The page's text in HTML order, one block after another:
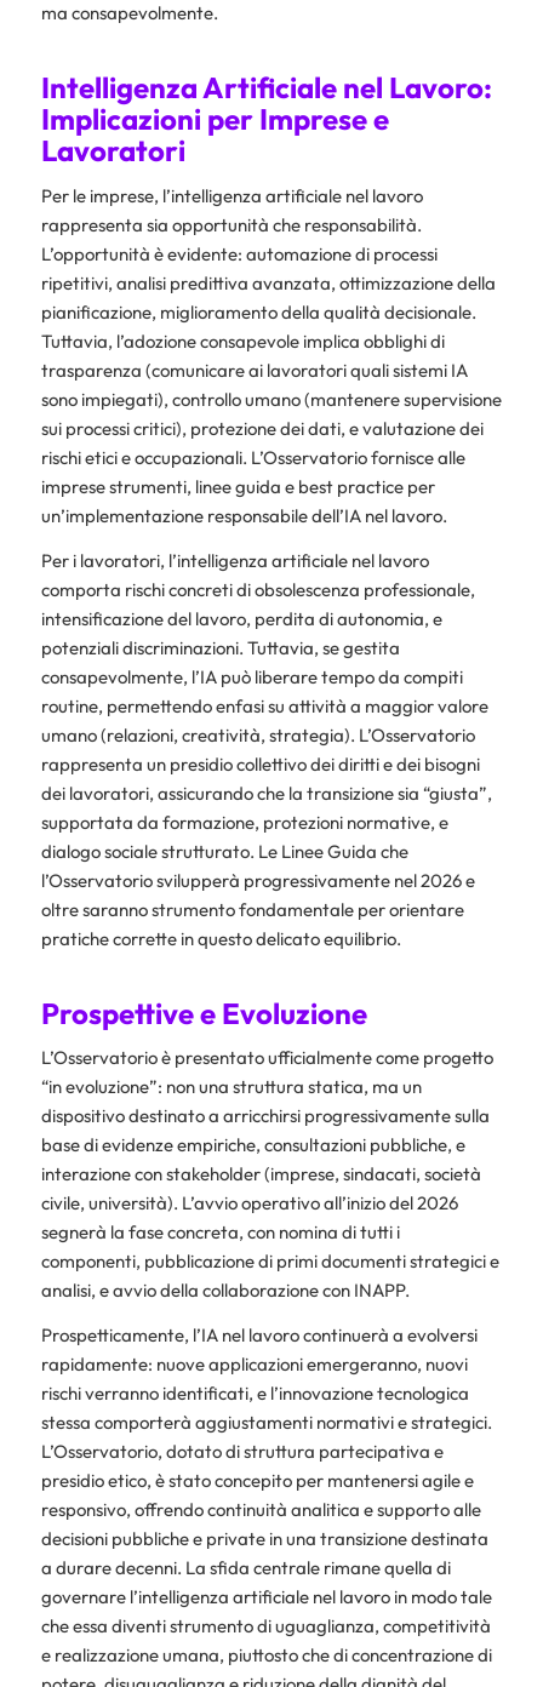
ma consapevolmente.
Intelligenza Artificiale nel Lavoro:
Implicazioni per Imprese e
Lavoratori
Per le imprese, l’intelligenza artificiale nel lavoro
rappresenta sia opportunità che responsabilità.
L’opportunità è evidente: automazione di processi
ripetitivi, analisi predittiva avanzata, ottimizzazione della
pianificazione, miglioramento della qualità decisionale.
Tuttavia, l’adozione consapevole implica obblighi di
trasparenza (comunicare ai lavoratori quali sistemi IA
sono impiegati), controllo umano (mantenere supervisione
sui processi critici), protezione dei dati, e valutazione dei
rischi etici e occupazionali. L’Osservatorio fornisce alle
imprese strumenti, linee guida e best practice per
un’implementazione responsabile dell’IA nel lavoro.
Per i lavoratori, l’intelligenza artificiale nel lavoro
comporta rischi concreti di obsolescenza professionale,
intensificazione del lavoro, perdita di autonomia, e
potenziali discriminazioni. Tuttavia, se gestita
consapevolmente, l’IA può liberare tempo da compiti
routine, permettendo enfasi su attività a maggior valore
umano (relazioni, creatività, strategia). L’Osservatorio
rappresenta un presidio collettivo dei diritti e dei bisogni
dei lavoratori, assicurando che la transizione sia “giusta”,
supportata da formazione, protezioni normative, e
dialogo sociale strutturato. Le Linee Guida che
l’Osservatorio svilupperà progressivamente nel 2026 e
oltre saranno strumento fondamentale per orientare
pratiche corrette in questo delicato equilibrio.
Prospettive e Evoluzione
L’Osservatorio è presentato ufficialmente come progetto
“in evoluzione”: non una struttura statica, ma un
dispositivo destinato a arricchirsi progressivamente sulla
base di evidenze empiriche, consultazioni pubbliche, e
interazione con stakeholder (imprese, sindacati, società
civile, università). L’avvio operativo all’inizio del 2026
segnerà la fase concreta, con nomina di tutti i
componenti, pubblicazione di primi documenti strategici e
analisi, e avvio della collaborazione con INAPP.
Prospetticamente, l’IA nel lavoro continuerà a evolversi
rapidamente: nuove applicazioni emergeranno, nuovi
rischi verranno identificati, e l’innovazione tecnologica
stessa comporterà aggiustamenti normativi e strategici.
L’Osservatorio, dotato di struttura partecipativa e
presidio etico, è stato concepito per mantenersi agile e
responsivo, offrendo continuità analitica e supporto alle
decisioni pubbliche e private in una transizione destinata
a durare decenni. La sfida centrale rimane quella di
governare l’intelligenza artificiale nel lavoro in modo tale
che essa diventi strumento di uguaglianza, competitività
e realizzazione umana, piuttosto che di concentrazione di